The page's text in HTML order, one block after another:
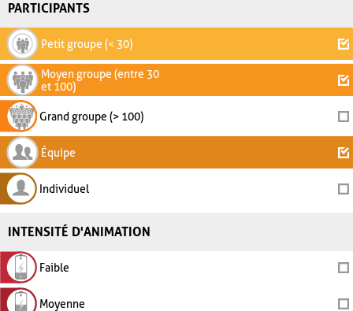
PARTICIPANTS
Petit groupe (< 30)
Moyen groupe (entre 30
et 100)
Grand groupe (> 100)
Équipe
Individuel
INTENSITÉ D'ANIMATION
Faible
Moyenne